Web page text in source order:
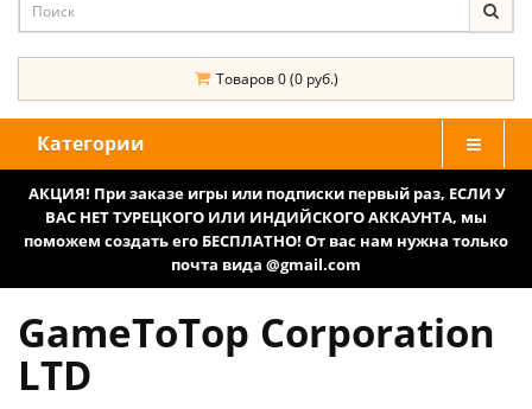
Товаров 0 (0 руб.)
Категории
АКЦИЯ! При заказе игры или подписки первый раз, ЕСЛИ У
ВАС НЕТ ТУРЕЦКОГО ИЛИ ИНДИЙСКОГО АККАУНТА, мы
поможем создать его БЕСПЛАТНО! От вас нам нужна только
почта вида @gmail.com
GameToTop Corporation
LTD